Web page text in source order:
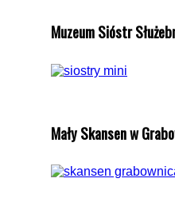
Muzeum Sióstr
Mały Skansen w